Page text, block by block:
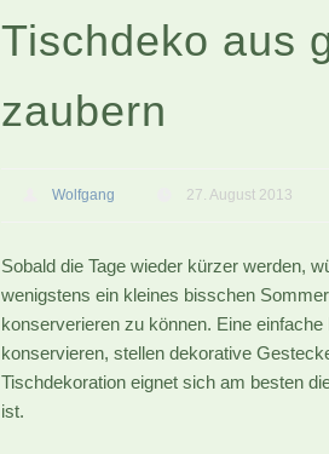
Tischdeko aus
zaubern
Wolfgang 27. August 2013
Sobald die Tage wieder kürzer werden,
wenigstens ein kleines bisschen
konserverieren zu können. Eine
konservieren, stellen dekorative
Tischdekoration eignet sich am besten
ist.